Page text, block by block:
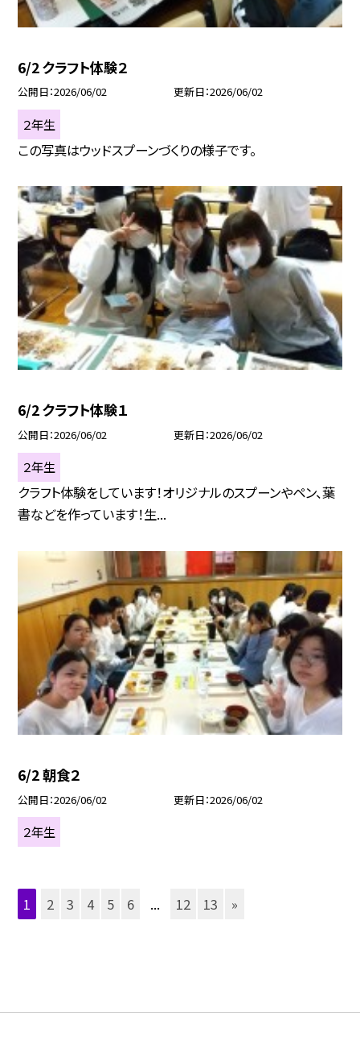
6/2 クラフト体験２
公開日 2026/06/02 更新日 2026/06/02
２年生
この写真はウッドスプーンづくりの様子です。
6/2 クラフト体験１
公開日 2026/06/02 更新日 2026/06/02
２年生
クラフト体験をしています！オリジナルのスプーンやペン、葉
書などを作っています！生...
6/2 朝食２
公開日 2026/06/02 更新日 2026/06/02
２年生
1 2 3 4 5 6 ... 12 13 »